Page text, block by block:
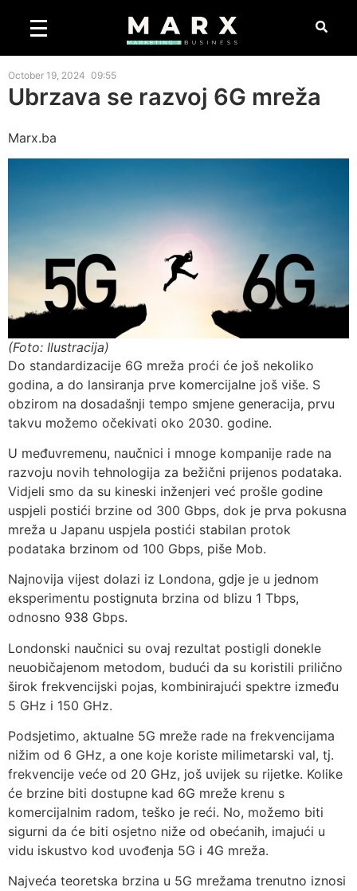
October 19, 2024 09:55
Ubrzava se razvoj 6G mreža
Marx.ba
(Foto: Ilustracija)
Do standardizacije 6G mreža proći će još nekoliko
godina, a do lansiranja prve komercijalne još više. S
obzirom na dosadašnji tempo smjene generacija, prvu
takvu možemo očekivati oko 2030. godine.
U međuvremenu, naučnici i mnoge kompanije rade na
razvoju novih tehnologija za bežični prijenos podataka.
Vidjeli smo da su kineski inženjeri već prošle godine
uspjeli postići brzine od 300 Gbps, dok je prva pokusna
mreža u Japanu uspjela postići stabilan protok
podataka brzinom od 100 Gbps, piše Mob.
Najnovija vijest dolazi iz Londona, gdje je u jednom
eksperimentu postignuta brzina od blizu 1 Tbps,
odnosno 938 Gbps.
Londonski naučnici su ovaj rezultat postigli donekle
neuobičajenom metodom, budući da su koristili prilično
širok frekvencijski pojas, kombinirajući spektre između
5 GHz i 150 GHz.
Podsjetimo, aktualne 5G mreže rade na frekvencijama
nižim od 6 GHz, a one koje koriste milimetarski val, tj.
frekvencije veće od 20 GHz, još uvijek su rijetke. Kolike
će brzine biti dostupne kad 6G mreže krenu s
komercijalnim radom, teško je reći. No, možemo biti
sigurni da će biti osjetno niže od obećanih, imajući u
vidu iskustvo kod uvođenja 5G i 4G mreža.
Najveća teoretska brzina u 5G mrežama trenutno iznosi